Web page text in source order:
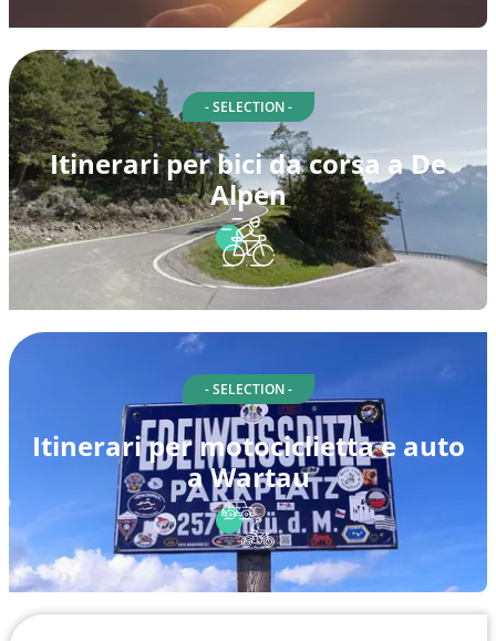
- SELECTION -
Itinerari per bici da corsa a De
Alpen
- SELECTION -
Itinerari per motociclietta e auto
a Wartau